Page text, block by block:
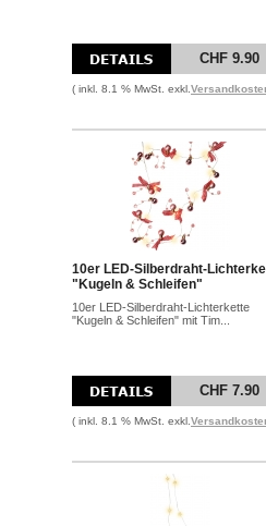
CHF 9.90
( inkl. 8.1 % MwSt. exkl.
10er LED-Silberdraht-
"Kugeln & Schleifen"
10er LED-Silberdraht-Lichterkette
"Kugeln & Schleifen" mit Tim...
CHF 7.90
( inkl. 8.1 % MwSt. exkl.